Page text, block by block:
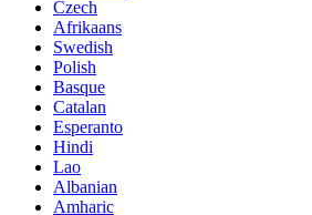
Czech
Afrikaans
Swedish
Polish
Basque
Catalan
Esperanto
Hindi
Lao
Albanian
Amharic